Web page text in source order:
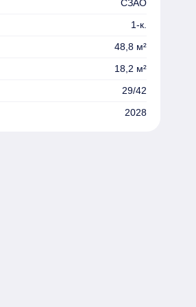
СЗАО
1-к.
48,8 м²
18,2 м²
29/42
2028